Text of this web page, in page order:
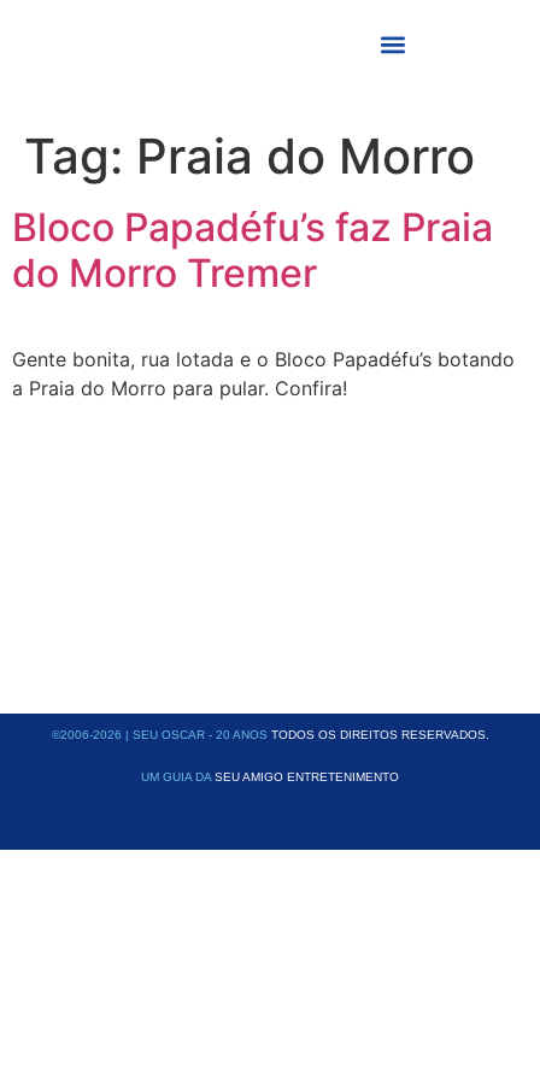
Tag: Praia do Morro
Bloco Papadéfu’s faz Praia
do Morro Tremer
Gente bonita, rua lotada e o Bloco Papadéfu’s botando
a Praia do Morro para pular. Confira!
©2006-2026 | SEU OSCAR - 20 ANOS TODOS OS DIREITOS RESERVADOS.
UM GUIA DA SEU AMIGO ENTRETENIMENTO